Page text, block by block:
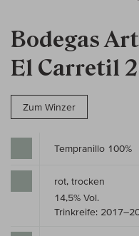
Bodegas
El Carretil
Zum Winzer
Tempranillo 100%
rot, trocken
14,5% Vol.
Trinkreife: